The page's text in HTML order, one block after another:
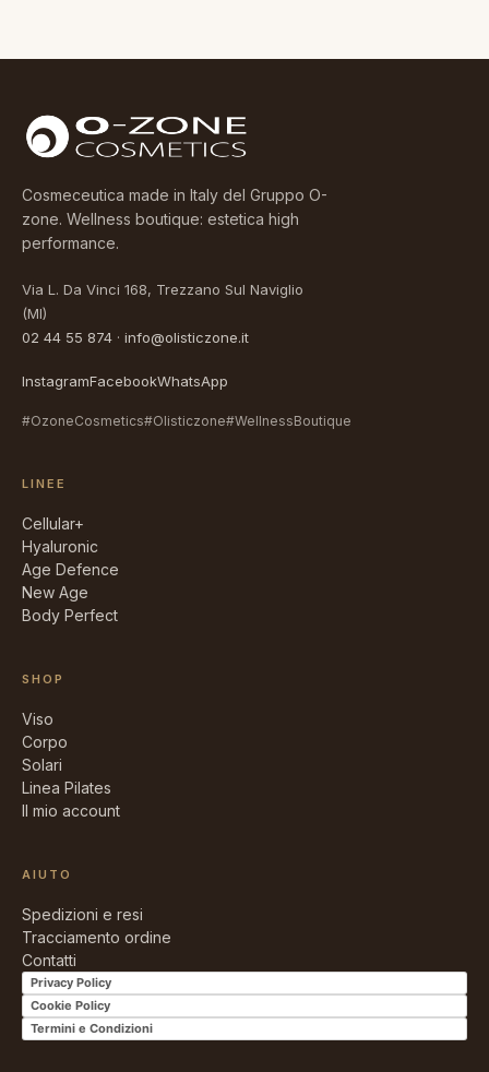
Cosmeceutica made in Italy del Gruppo O-
zone. Wellness boutique: estetica high
performance.
Via L. Da Vinci 168, Trezzano Sul Naviglio
(MI)
02 44 55 874 · info@olisticzone.it
InstagramFacebookWhatsApp
#OzoneCosmetics#Olisticzone#WellnessBoutique
LINEE
Cellular+
Hyaluronic
Age Defence
New Age
Body Perfect
SHOP
Viso
Corpo
Solari
Linea Pilates
Il mio account
AIUTO
Spedizioni e resi
Tracciamento ordine
Contatti
Privacy Policy
Cookie Policy
Termini e Condizioni